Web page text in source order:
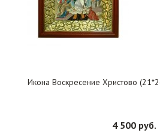
Икона Воскресение Христово
4 500 руб.